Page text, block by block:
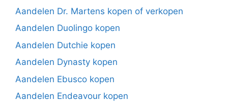
Aandelen Dr. Martens kopen of verkopen
Aandelen Duolingo kopen
Aandelen Dutchie kopen
Aandelen Dynasty kopen
Aandelen Ebusco kopen
Aandelen Endeavour kopen